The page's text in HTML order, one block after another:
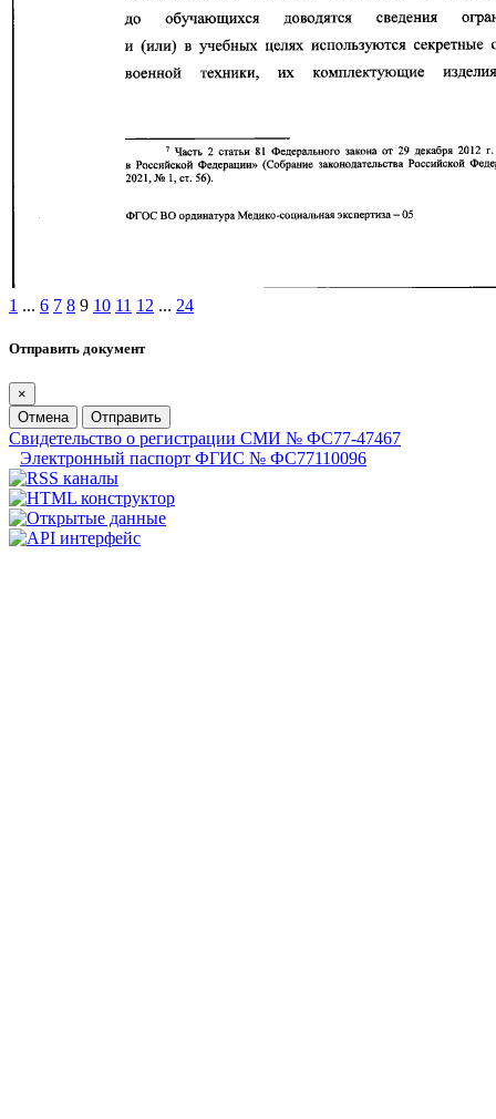
1 ... 6 7 8 9 10 11 12 ... 24
Отправить документ
×
Отмена
Отправить
Свидетельство о регистрации СМИ № ФС77-47467
Электронный паспорт ФГИС № ФС77110096